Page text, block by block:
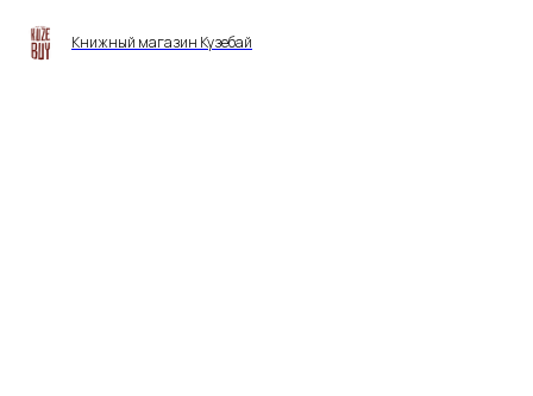
Книжный магазин Кузебай